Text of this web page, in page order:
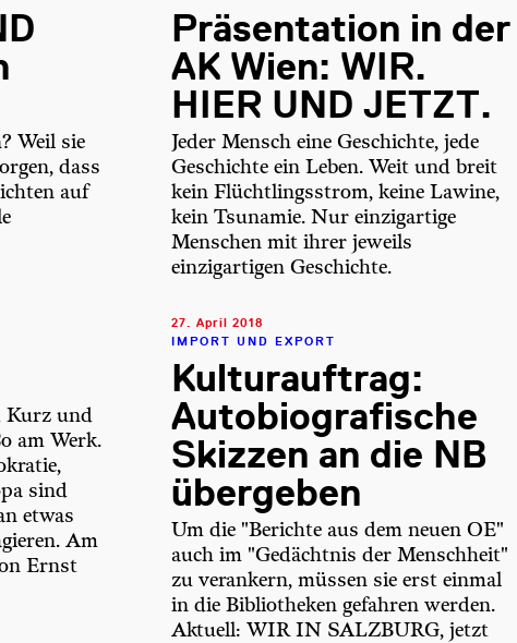
Weil sie
dass
auf
Präsentation in der
AK Wien: WIR.
HIER UND JETZT.
Jeder Mensch eine Geschichte, jede
Geschichte ein Leben. Weit und breit
kein Flüchtlingsstrom, keine Lawine,
kein Tsunamie. Nur einzigartige
Menschen mit ihrer jeweils
einzigartigen Geschichte.
Kurz und
am Werk.
sind
etwas
Am
Ernst
27. April 2018
IMPORT UND EXPORT
Kulturauftrag:
Autobiografische
Skizzen an die NB
übergeben
Um die "Berichte aus dem neuen OE"
auch im "Gedächtnis der Menschheit"
zu verankern, müssen sie erst einmal
in die Bibliotheken gefahren werden.
Aktuell: WIR IN SALZBURG, jetzt